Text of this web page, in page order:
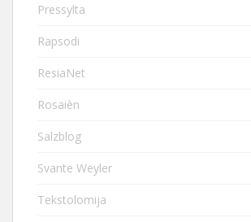
Pressylta
Rapsodi
ResiaNet
Rosaièn
Salzblog
Svante Weyler
Tekstolomija